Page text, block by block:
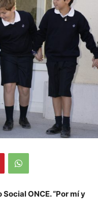
ONCE. “Por mí y